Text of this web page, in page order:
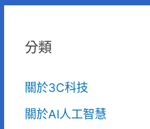
分類
關於3C科技
關於AI人工智慧